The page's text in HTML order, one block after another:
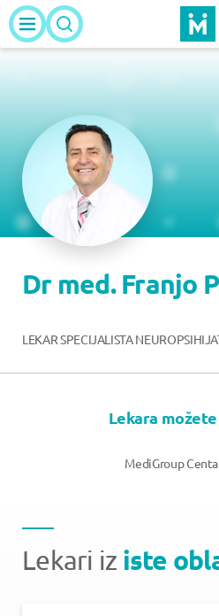
Dr med. Franjo
LEKAR SPECIJALISTA
Lekara
MediGroup
Lekari iz iste